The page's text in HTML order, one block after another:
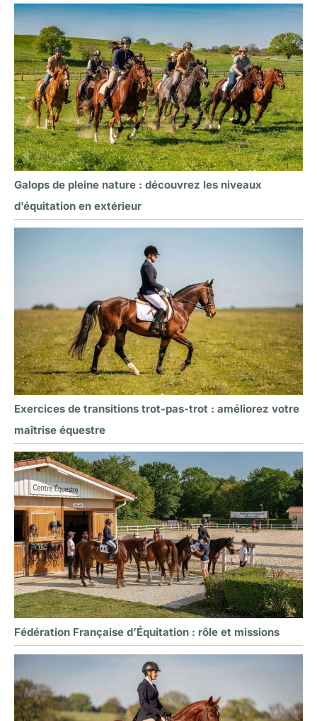
Galops de pleine nature : découvrez les niveaux
d’équitation en extérieur
Exercices de transitions trot-pas-trot : améliorez votre
maîtrise équestre
Fédération Française d’Équitation : rôle et missions